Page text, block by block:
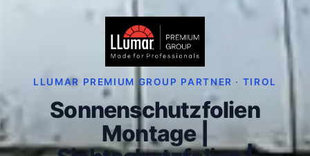
LLUMAR PREMIUM GROUP PARTNER · TIROL
Sonnenschutzfolien
Montage |